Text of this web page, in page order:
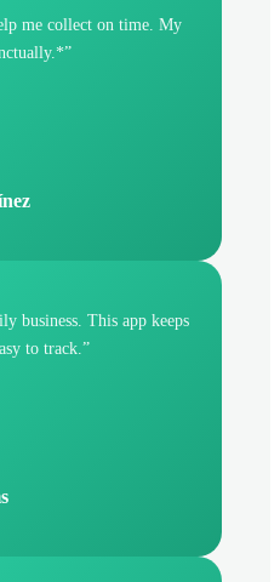
me collect on time. My
”
business. This app keeps
to track.”